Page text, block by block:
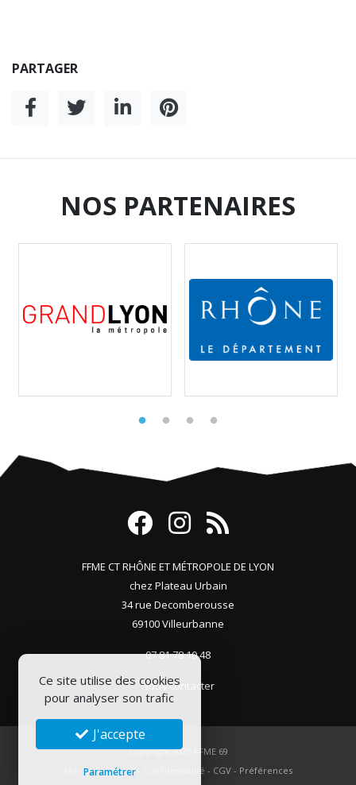
PARTAGER
NOS PARTENAIRES
FFME CT RHÔNE ET MÉTROPOLE DE LYON
chez Plateau Urbain
34 rue Decomberousse
69100 Villeurbanne
07 81 78 10 48
Nous contacter
Copyright 2026
FFME 69
Mentions légales- Confidentialité - CGV - Préférences
Ce site utilise des cookies
pour analyser son trafic
J'accepte
Paramétrer